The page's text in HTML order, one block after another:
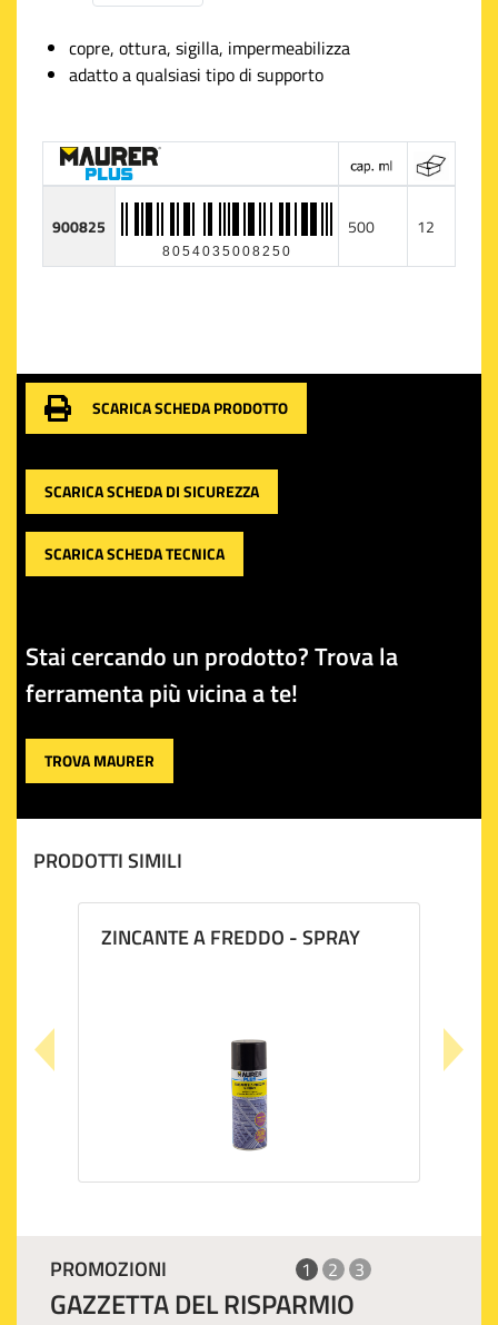
copre, ottura, sigilla, impermeabilizza
adatto a qualsiasi tipo di supporto
900825
8054035008250
500 12
SCARICA SCHEDA PRODOTTO
SCARICA SCHEDA DI SICUREZZA
SCARICA SCHEDA TECNICA
Stai cercando un prodotto? Trova la
ferramenta più vicina a te!
TROVA MAURER
PRODOTTI SIMILI
ZINCANTE A FREDDO - SPRAY
PROMOZIONI 1 2 3
GAZZETTA DEL RISPARMIO